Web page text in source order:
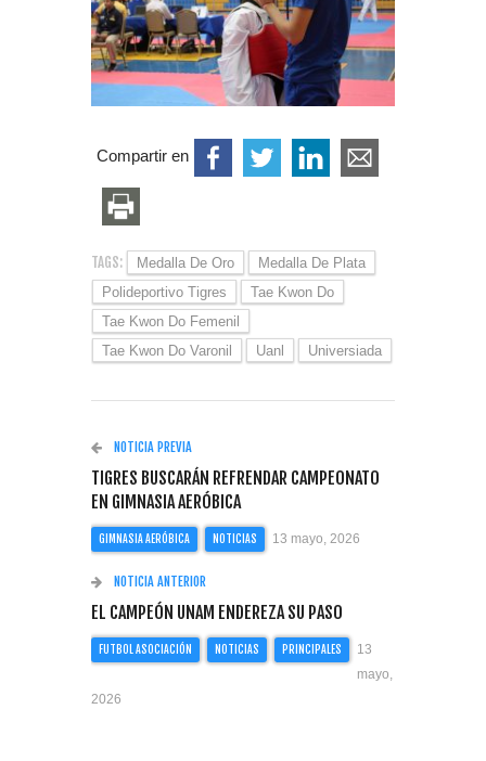
Compartir en
TAGS: Medalla De Oro
Medalla De Plata
Polideportivo Tigres
Tae Kwon Do
Tae Kwon Do Femenil
Tae Kwon Do Varonil
Uanl Universiada
NOTICIA PREVIA
TIGRES BUSCARÁN REFRENDAR CAMPEONATO
EN GIMNASIA AERÓBICA
GIMNASIA AERÓBICA NOTICIAS 13 mayo, 2026
NOTICIA ANTERIOR
EL CAMPEÓN UNAM ENDEREZA SU PASO
FUTBOL ASOCIACIÓN NOTICIAS PRINCIPALES
13
mayo,
2026